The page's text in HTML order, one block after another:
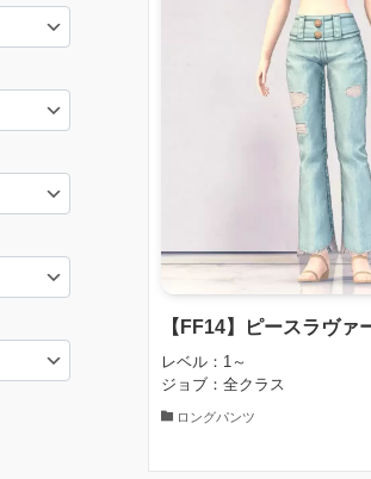
【FF14】ピースラヴァ
レベル：1～
ジョブ：全クラス
ロングパンツ